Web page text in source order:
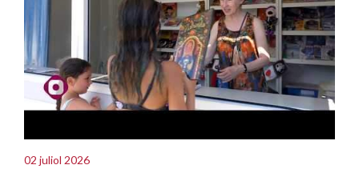
02 juliol 2026